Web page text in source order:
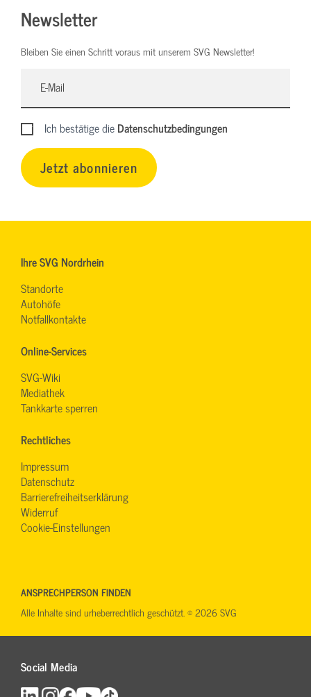
Newsletter
Bleiben Sie einen Schritt voraus mit unserem SVG Newsletter!
Ich bestätige dieDatenschutzbedingungen
Jetzt abonnieren
Ihre SVG Nordrhein
Standorte
Autohöfe
Notfallkontakte
Online-Services
SVG-Wiki
Mediathek
Tankkarte sperren
Rechtliches
Impressum
Datenschutz
Barrierefreiheitserklärung
Widerruf
Cookie-Einstellungen
Social Media
ANSPRECHPERSON FINDEN
Alle Inhalte sind urheberrechtlich geschützt. © 2026 SVG